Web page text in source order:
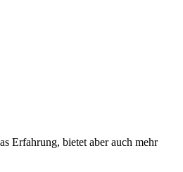
Erfahrung, bietet aber auch mehr